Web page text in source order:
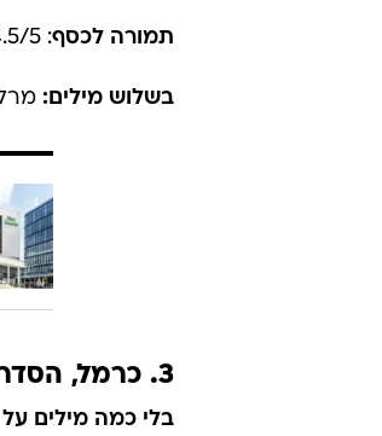
תמורה לכסף: 4.5/5 (מצוינת)
בשלוש מילים:
3. כרמל, הסדרה האזורית, קברנה סוביניון 2013
בלי כמה מילים